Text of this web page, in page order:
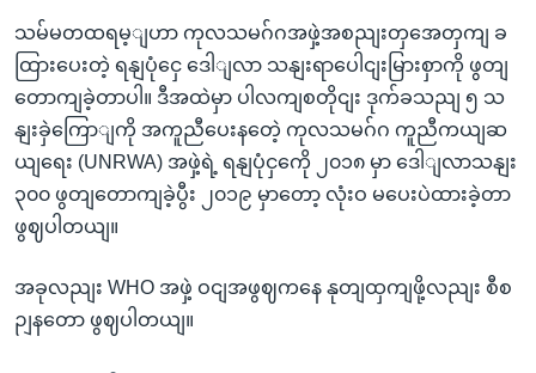
သမ်မတထရမ့ျဟာ ကုလသမဂ်ဂအဖှဲ့အစညျးတှအေတှကျ ခ
ထြားပေးတဲ့ ရနျပုံငှေ ဒေါျလာ သနျးရာပေါငျးမြားစှာကို ဖွတျ
တောကျခဲ့တာပါ။ ဒီအထဲမှာ ပါလကျစတိုငျး ဒုက်ခသညျ ၅ သ
နျးခှဲကြောျကို အကူညီပေးနတေဲ့ ကုလသမဂ်ဂ ကူညီကယျဆ
ယျရေး (UNRWA) အဖှဲ့ရဲ့ ရနျပုံငှကေို ၂၀၁၈ မှာ ဒေါျလာသနျး
၃၀၀ ဖွတျတောကျခဲ့ပွီး ၂၀၁၉ မှာတော့ လုံးဝ မပေးပဲထားခဲ့တာ
ဖွဈပါတယျ။
အခုလညျး WHO အဖှဲ့ ဝငျအဖွဈကနေ နုတျထှကျဖို့လညျး စီစ
ဉျနတော ဖွဈပါတယျ။